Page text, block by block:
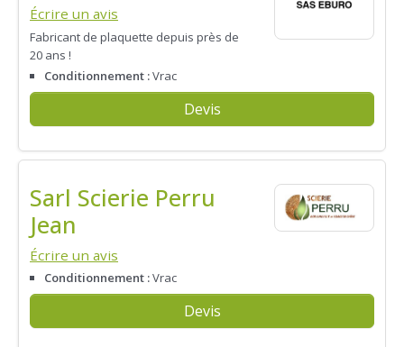
Écrire un avis
Fabricant de plaquette depuis près de
20 ans !
Conditionnement :Vrac
Devis
Sarl Scierie Perru
Jean
Écrire un avis
Conditionnement :Vrac
Devis